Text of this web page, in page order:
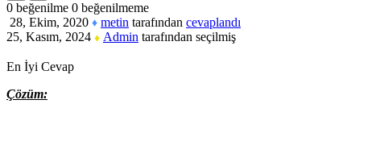
0 beğenilme 0 beğenilmeme
28, Ekim, 2020 ♦ metin tarafından cevaplandı
25, Kasım, 2024 ♦ Admin tarafından seçilmiş
En İyi Cevap
Çözüm: